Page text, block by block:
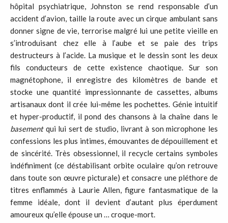
hôpital psychiatrique, Johnston se rend responsable d’un
accident d’avion, taille la route avec un cirque ambulant sans
donner signe de vie, terrorise malgré lui une petite vieille en
s’introduisant chez elle à l’aube et se paie des trips
destructeurs à l’acide. La musique et le dessin sont les deux
fils conducteurs de cette existence chaotique. Sur son
magnétophone, il enregistre des kilomètres de bande et
stocke une quantité impressionnante de cassettes, albums
artisanaux dont il crée lui-même les pochettes. Génie intuitif
et hyper-productif, il pond des chansons à la chaîne dans le
basementqui lui sert de studio, livrant à son microphone les
confessions les plus intimes, émouvantes de dépouillement et
de sincérité. Très obsessionnel, il recycle certains symboles
indéfiniment (ce déstabilisant orbite oculaire qu’on retrouve
dans toute son œuvre picturale) et consacre une pléthore de
titres enflammés à Laurie Allen, figure fantasmatique de la
femme idéale, dont il devient d’autant plus éperdument
amoureux qu’elle épouse un … croque-mort.